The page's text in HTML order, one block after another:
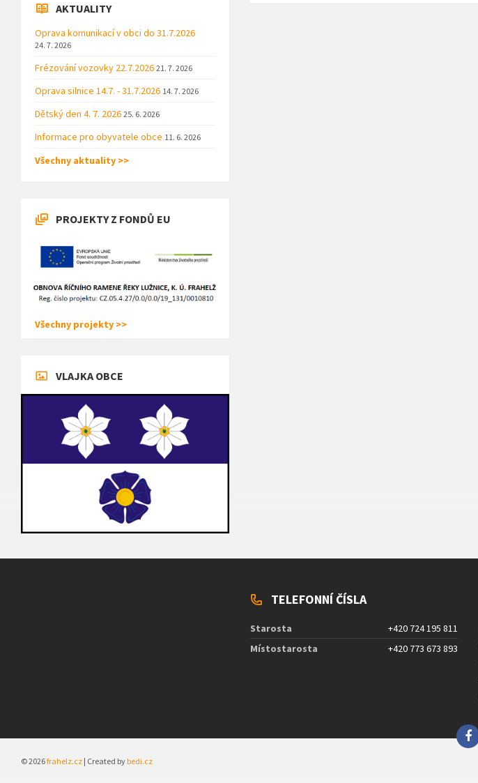
AKTUALITY
Oprava komunikací v obci do 31.7.2026
24. 7. 2026
Frézování vozovky 22.7.2026 21. 7. 2026
Oprava silnice 14.7. - 31.7.2026 14. 7. 2026
Dětský den 4. 7. 2026 25. 6. 2026
Informace pro obyvatele obce 11. 6. 2026
Všechny aktuality >>
PROJEKTY Z FONDŮ EU
Všechny projekty >>
VLAJKA OBCE
TELEFONNÍ ČÍSLA
Starosta
+420 724 195 811
Místostarosta
+420 773 673 893
© 2026frahelz.cz | Created bybedi.cz